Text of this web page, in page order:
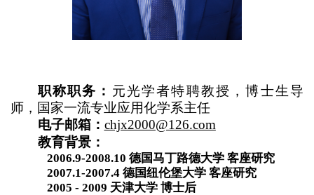
职称职务： 元光学者特聘教授，博士生导
师，国家一流专业应用化学系主任
电子邮箱： chjx2000@126.com
教育背景：
2006.9-2008.10 德国马丁路德大学 客座研究
2007.1-2007.4 德国纽伦堡大学 客座研究
2005 - 2009 天津大学 博士后